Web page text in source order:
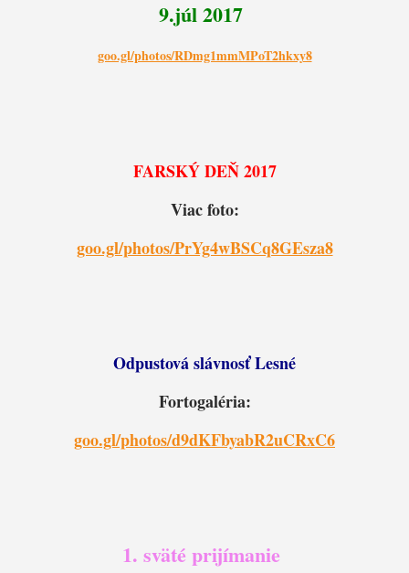
9.júl 2017
goo.gl/photos/RDmg1mmMPoT2hkxy8
FARSKÝ DEŇ 2017
Viac foto:
goo.gl/photos/PrYg4wBSCq8GEsza8
Odpustová slávnosť Lesné
Fortogaléria:
goo.gl/photos/d9dKFbyabR2uCRxC6
1. sväté prijímanie